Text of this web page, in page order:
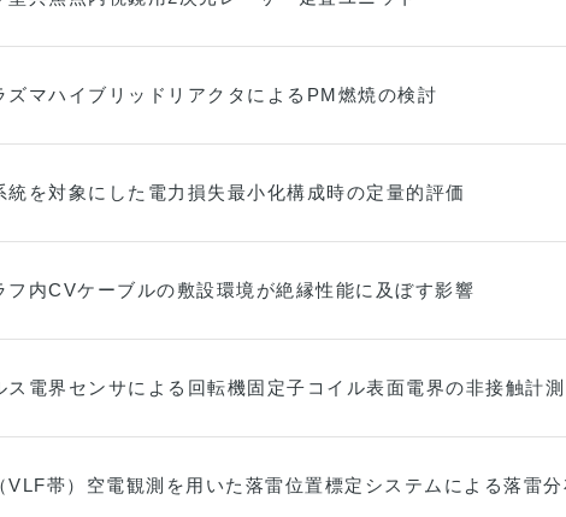
ズマハイブリッドリアクタによるPM燃焼の検討
統を対象にした電力損失最小化構成時の定量的評価
フ内CVケーブルの敷設環境が絶縁性能に及ぼす影響
ス電界センサによる回転機固定子コイル表面電界の非接触計測
VLF帯）空電観測を用いた落雷位置標定システムによる落雷分